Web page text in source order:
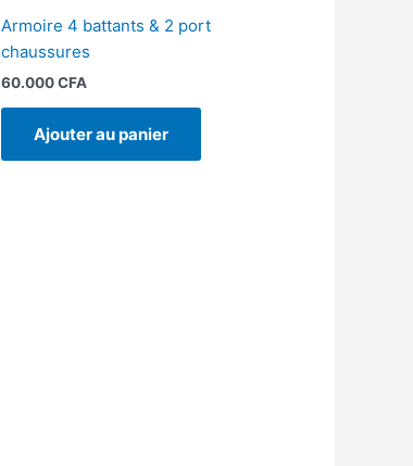
Armoire 4 battants & 2 port
chaussures
60.000CFA
Ajouter au panier